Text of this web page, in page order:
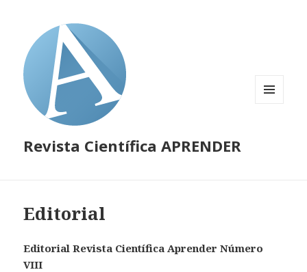
Revista Científica APRENDER
Editorial
Editorial Revista Científica Aprender Número
VIII